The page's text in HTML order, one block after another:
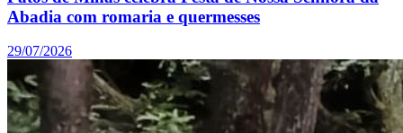
Abadia com romaria e quermesses
29/07/2026